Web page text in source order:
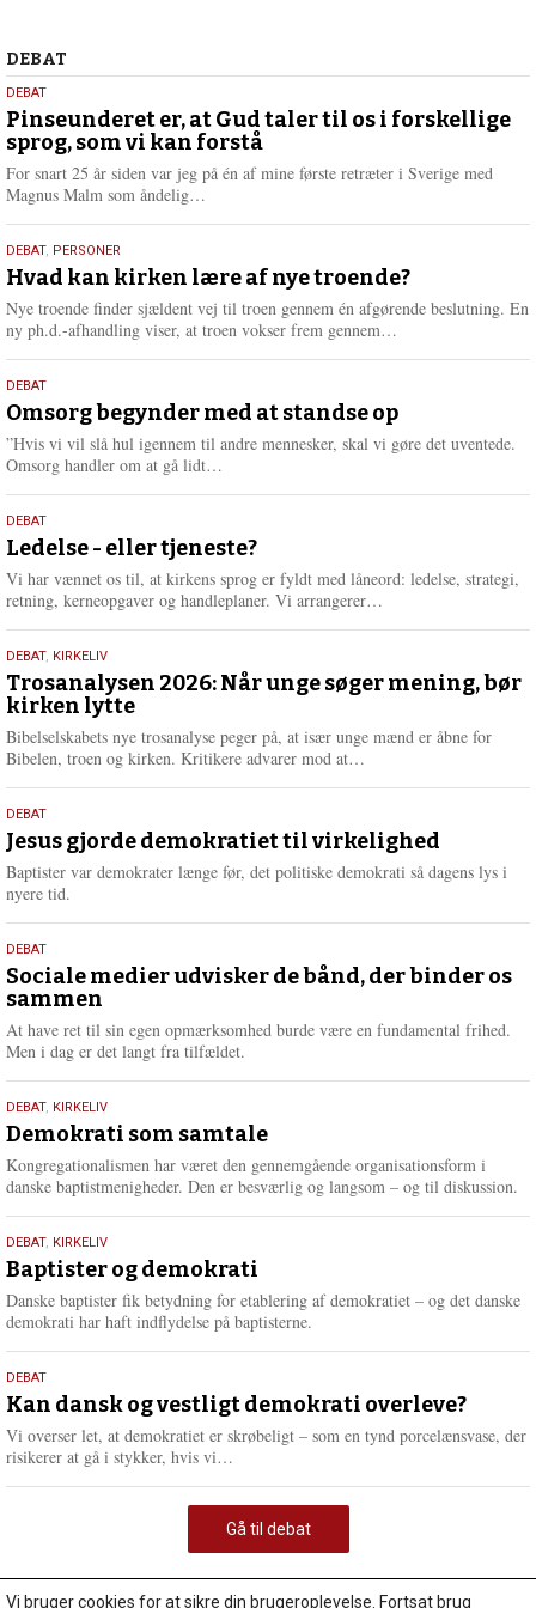
Debat
DEBAT
5.
august
2026
DEBAT
Pinseunderet er, at Gud taler til os i forskellige
sprog, som vi kan forstå
For snart 25 år siden var jeg på én af mine første retræter i Sverige med
Magnus Malm som åndelig…
e
r
e
25.
juli
2026
DEBAT, PERSONER
Hvad kan kirken lære af nye troende?
Nye troende finder sjældent vej til troen gennem én afgørende beslutning. En
ny ph.d.-afhandling viser, at troen vokser frem gennem…
e
r
e
9.
juli
2026
DEBAT
Omsorg begynder med at standse op
”Hvis vi vil slå hul igennem til andre mennesker, skal vi gøre det uventede.
Omsorg handler om at gå lidt…
e
r
e
10.
juni
2026
DEBAT
Ledelse - eller tjeneste?
Vi har vænnet os til, at kirkens sprog er fyldt med låneord: ledelse, strategi,
retning, kerneopgaver og handleplaner. Vi arrangerer…
e
2.
juni
2026
DEBAT, KIRKELIV
Trosanalysen 2026: Når unge søger mening, bør
kirken lytte
Bibelselskabets nye trosanalyse peger på, at især unge mænd er åbne for
Bibelen, troen og kirken. Kritikere advarer mod at…
e
r
e
18.
maj
2026
DEBAT
Jesus gjorde demokratiet til virkelighed
Baptister var demokrater længe før, det politiske demokrati så dagens lys i
nyere tid.
18.
maj
2026
DEBAT
Sociale medier udvisker de bånd, der binder os
sammen
At have ret til sin egen opmærksomhed burde være en fundamental frihed.
Men i dag er det langt fra tilfældet.
18.
maj
2026
DEBAT, KIRKELIV
Demokrati som samtale
Kongregationalismen har været den gennemgående organisationsform i
danske baptistmenigheder. Den er besværlig og langsom – og til diskussion.
18.
maj
2026
DEBAT, KIRKELIV
Baptister og demokrati
Danske baptister fik betydning for etablering af demokratiet – og det danske
demokrati har haft indflydelse på baptisterne.
18.
maj
2026
DEBAT
Kan dansk og vestligt demokrati overleve?
Vi overser let, at demokratiet er skrøbeligt – som en tynd porcelænsvase, der
risikerer at gå i stykker, hvis vi…
m
e
e
Gå til debat
Vi bruger cookies for at sikre din brugeroplevelse. Fortsat brug